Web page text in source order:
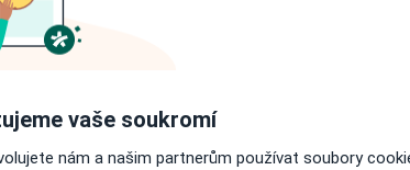
7 Srpen
vaše soukromí
nám a našim partnerům používat soubory